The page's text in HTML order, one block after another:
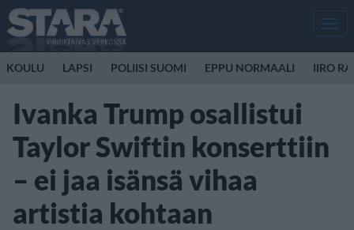
KOULU LAPSI POLIISI SUOMI EPPU NORMAALI IIRO
Ivanka Trump osallistui
Taylor Swiftin konserttiin
– ei jaa isänsä vihaa
artistia kohtaan